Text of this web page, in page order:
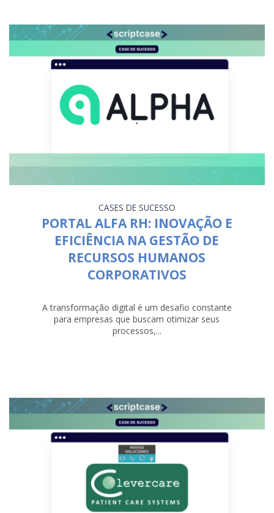
CASES DE SUCESSO
PORTAL ALFA RH: INOVAÇÃO E
EFICIÊNCIA NA GESTÃO DE
RECURSOS HUMANOS
CORPORATIVOS
A transformação digital é um desafio constante
para empresas que buscam otimizar seus
processos,...